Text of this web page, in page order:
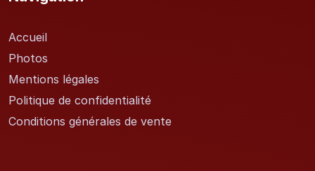
Accueil
Photos
Mentions légales
Politique de confidentialité
Conditions générales de vente